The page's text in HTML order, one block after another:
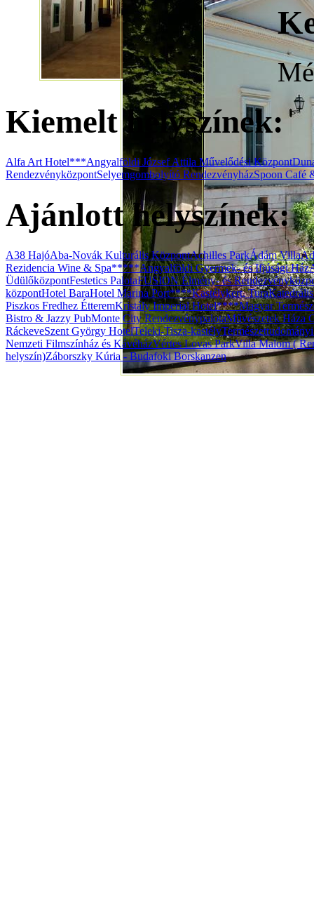
Kiemelt helyszínek:
Alfa Art Hotel***Angyalföldi József Attila Művelődési Központ
RendezvényközpontSelyemgombolyító RendezvényházSpoon Café
Ajánlott helyszínek:
A38 HajóAba-Novák Kulturális KözpontAchilles ParkÁdám Villa
Rezidencia Wine & Spa*****Angyalföldi Gyermek- és Ifjúsági Ház
ÜdülőközpontFestetics PalotaFUSION Élmény- és
központHotel BaraHotel Marina Port****Kastélykert, Tura
Piszkos Fredhez ÉtteremKristály Imperial Hotel****Magyar
Bistro & Jazzy PubMonte City RendezvénypalotaMűvészetek Háza
RáckeveSzent György HotelTeleki-Tisza-kastély
Nemzeti Filmszínház és KávéházVértes Lovas ParkVilla Malom (
helyszín)Záborszky Kúria - Budafoki Borskanzen